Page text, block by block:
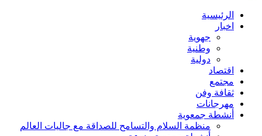
الرئيسية
اخبار
جهوية
وطنية
دولية
اقتصاد
مجتمع
ثقافة وفن
مهرجانات
أنشطة جمعوية
منظمة السلام والتسامح للصداقة مع جاليات العالم